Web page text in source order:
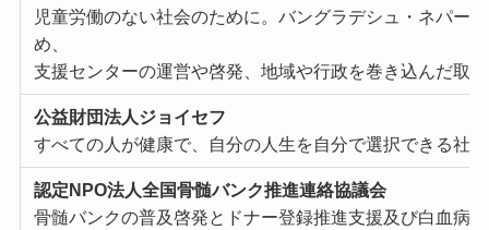
児童労働のない社会のために。バングラデシュ・ネパー
め、
⽀援センターの運営や啓発、地域や⾏政を巻き込んだ取
公益財団法⼈ジョイセフ
すべての⼈が健康で、⾃分の⼈⽣を⾃分で選択できる社
認定NPO法⼈全国⾻髄バンク推進連絡協議会
⾻髄バンクの普及啓発とドナー登録推進⽀援及び⽩⾎病